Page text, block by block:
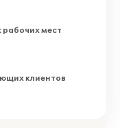
мест
клиентов